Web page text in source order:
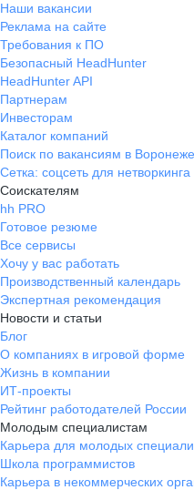
Наши вакансии
Реклама на сайте
Требования к ПО
Безопасный HeadHunter
HeadHunter API
Партнерам
Инвесторам
Каталог компаний
Поиск по вакансиям в Воронеже
Сетка: соцсеть для нетворкинга
Соискателям
hh PRO
Готовое резюме
Все сервисы
Хочу у вас работать
Производственный календарь
Экспертная рекомендация
Новости и статьи
Блог
О компаниях в игровой форме
Жизнь в компании
ИТ-проекты
Рейтинг работодателей России
Молодым специалистам
Карьера для молодых
Школа программистов
Карьера в некоммерческих